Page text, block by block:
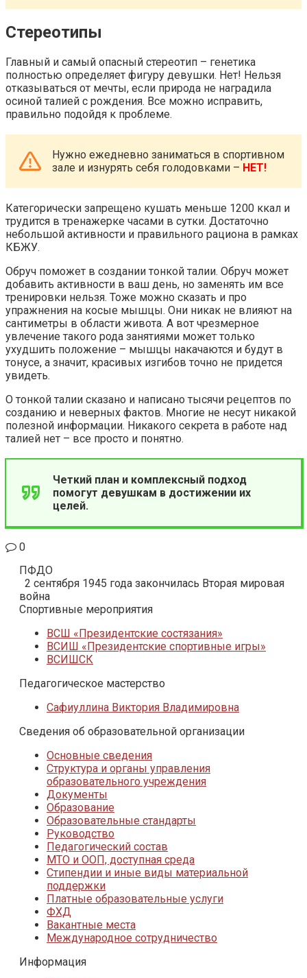
Стереотипы
Главный и самый опасный стереотип – генетика
полностью определяет фигуру девушки. Нет! Нельзя
отказываться от мечты, если природа не наградила
осиной талией с рождения. Все можно исправить,
правильно подойдя к проблеме.
Нужно ежедневно заниматься в спортивном
зале и изнурять себя голодовками – НЕТ!
Категорически запрещено кушать меньше 1200 ккал и
трудится в тренажерке часами в сутки. Достаточно
небольшой активности и правильного рациона в рамках
КБЖУ.
Обруч поможет в создании тонкой талии. Обруч может
добавить активности в ваш день, но заменять им все
тренировки нельзя. Тоже можно сказать и про
упражнения на косые мышцы. Они никак не влияют на
сантиметры в области живота. А вот чрезмерное
увлечение такого рода занятиями может только
ухудшить положение – мышцы накачаются и будут в
тонусе, а значит, красивых изгибов точно не придется
увидеть.
О тонкой талии сказано и написано тысячи рецептов по
созданию и неверных фактов. Многие не несут никакой
полезной информации. Никакого секрета в работе над
талией нет – все просто и понятно.
Четкий план и комплексный подход
помогут девушкам в достижении их
целей.
0
ПФДО
2 сентября 1945 года закончилась Вторая мировая
война
Спортивные мероприятия
ВСШ «Президентские состязания»
ВСИШ «Президентские спортивные игры»
ВСИШСК
Педагогическое мастерство
Сафиуллина Виктория Владимировна
Сведения об образовательной организации
Основные сведения
Структура и органы управления
образовательного учреждения
Документы
Образование
Образовательные стандарты
Руководство
Педагогический состав
МТО и ООП, доступная среда
Стипендии и иные виды материальной
поддержки
Платные образовательные услуги
ФХД
Вакантные места
Международное сотрудничество
Информация